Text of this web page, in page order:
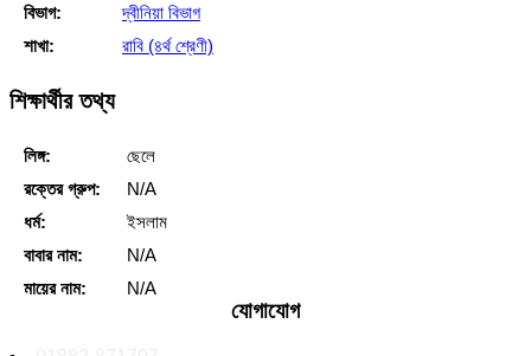
বিভাগ:
দ্বীনিয়া বিভাগ
শাখা:
রাবি (৪র্থ শ্রেণী)
শিক্ষার্থীর তথ্য
লিঙ্গ:
ছেলে
রক্তের গ্রুপ:
N/A
ধর্ম:
ইসলাম
বাবার নাম:
N/A
মায়ের নাম:
N/A
যোগাযোগ